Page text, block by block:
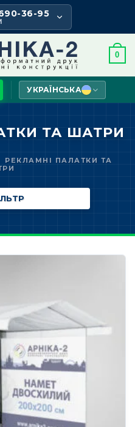
36-95
0
УКРАЇНСЬКА
ТА ШАТРИ
РЕКЛАМНІ ПАЛАТКИ ТА